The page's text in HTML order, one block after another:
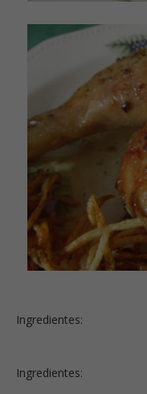
Ingredientes:
Ingredientes: